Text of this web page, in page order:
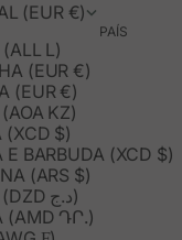
(EUR €)
PAÍS
L)
(EUR €)
(EUR €)
KZ)
(XCD $)
E BARBUDA (XCD $)
(ARS $)
ARGÉLIA (DZD د.ج)
(AMD ԴՐ.)